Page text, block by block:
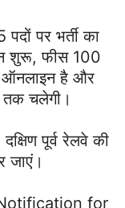
पर भर्ती का
शुरू, फीस 100
ऑनलाइन है और
चलेगी।
पूर्व रेलवे की
जाएं।
for